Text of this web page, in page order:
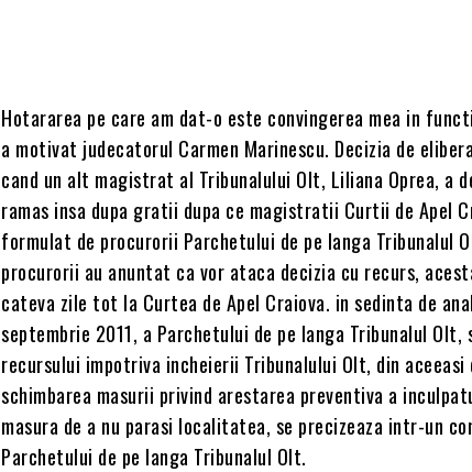
Hotararea pe care am dat-o este convingerea mea in
a motivat judecatorul Carmen Marinescu. Decizia de
cand un alt magistrat al Tribunalului Olt, Liliana Oprea, a
ramas insa dupa gratii dupa ce magistratii Curtii de Apel
formulat de procurorii Parchetului de pe langa Tribunalul
procurorii au anuntat ca vor ataca decizia cu recurs,
cateva zile tot la Curtea de Apel Craiova. in sedinta de
septembrie 2011, a Parchetului de pe langa Tribunalul
recursului impotriva incheierii Tribunalului Olt, din
schimbarea masurii privind arestarea preventiva a
masura de a nu parasi localitatea, se precizeaza intr-un
Parchetului de pe langa Tribunalul Olt.